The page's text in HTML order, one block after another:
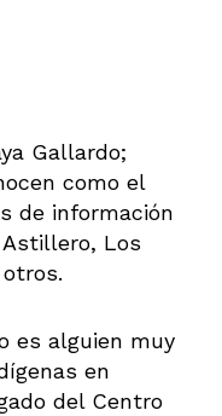
Gallardo;
como el
de información
Los
es alguien muy
en
del Centro